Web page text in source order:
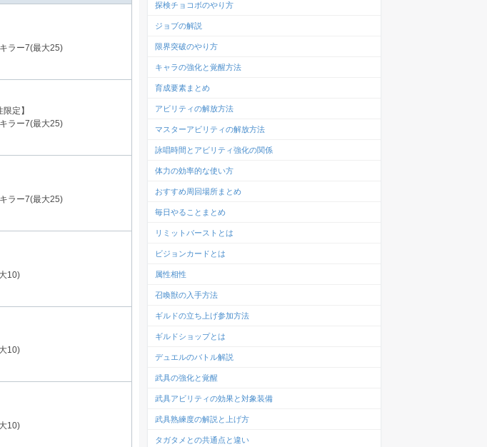
ラー7(最大25)
限定】
ラー7(最大25)
ラー7(最大25)
10)
10)
10)
探検チョコボのやり方
ジョブの解説
限界突破のやり方
キャラの強化と覚醒方法
育成要素まとめ
アビリティの解放方法
マスターアビリティの解放方法
詠唱時間とアビリティ強化の関係
体力の効率的な使い方
おすすめ周回場所まとめ
毎日やることまとめ
リミットバーストとは
ビジョンカードとは
属性相性
召喚獣の入手方法
ギルドの立ち上げ参加方法
ギルドショップとは
デュエルのバトル解説
武具の強化と覚醒
武具アビリティの効果と対象装備
武具熟練度の解説と上げ方
タガタメとの共通点と違い